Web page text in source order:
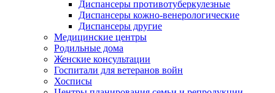
Диспансеры противотуберкулезные
Диспансеры кожно-венерологические
Диспансеры другие
Медицинские центры
Родильные дома
Женские консультации
Госпитали для ветеранов войн
Хосписы